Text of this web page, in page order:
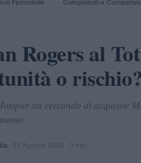
Femminile Campionati e
Rogers al
o
sta cercando di acquisire
27 Agosto 2025 · 3 min